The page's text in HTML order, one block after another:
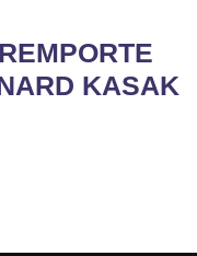
KASAK